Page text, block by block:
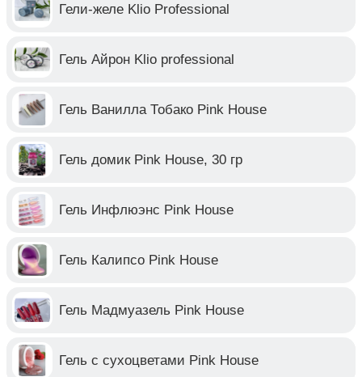
Гели-желе Klio Professional
Гель Айрон Klio professional
Гель Ванилла Тобако Pink House
Гель домик Pink House, 30 гр
Гель Инфлюэнс Pink House
Гель Калипсо Pink House
Гель Мадмуазель Pink House
Гель с сухоцветами Pink House